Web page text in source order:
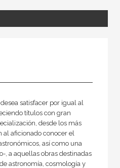
desea satisfacer por igual al
títulos con gran
desde los más
aficionado conocer el
así como una
, a aquellas obras destinadas
astronomía, cosmología y